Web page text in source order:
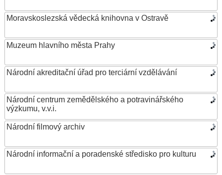
Moravskoslezská vědecká knihovna v Ostravě
Muzeum hlavního města Prahy
Národní akreditační úřad pro terciární vzdělávání
Národní centrum zemědělského a potravinářského
výzkumu, v.v.i.
Národní filmový archiv
Národní informační a poradenské středisko pro kulturu